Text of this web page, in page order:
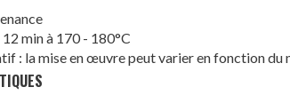
min à 170 - 180°C
: la mise en œuvre peut varier en fonction du